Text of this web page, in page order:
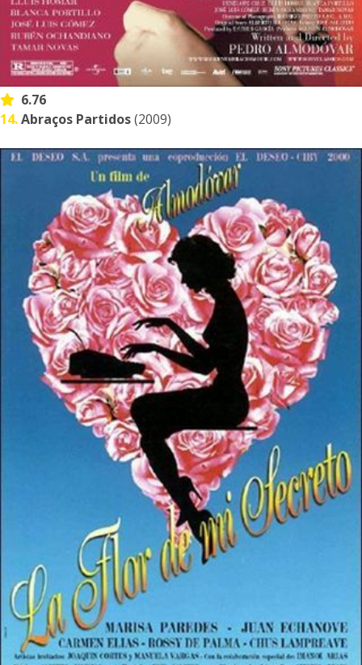
6.76
14.Abraços Partidos(2009)